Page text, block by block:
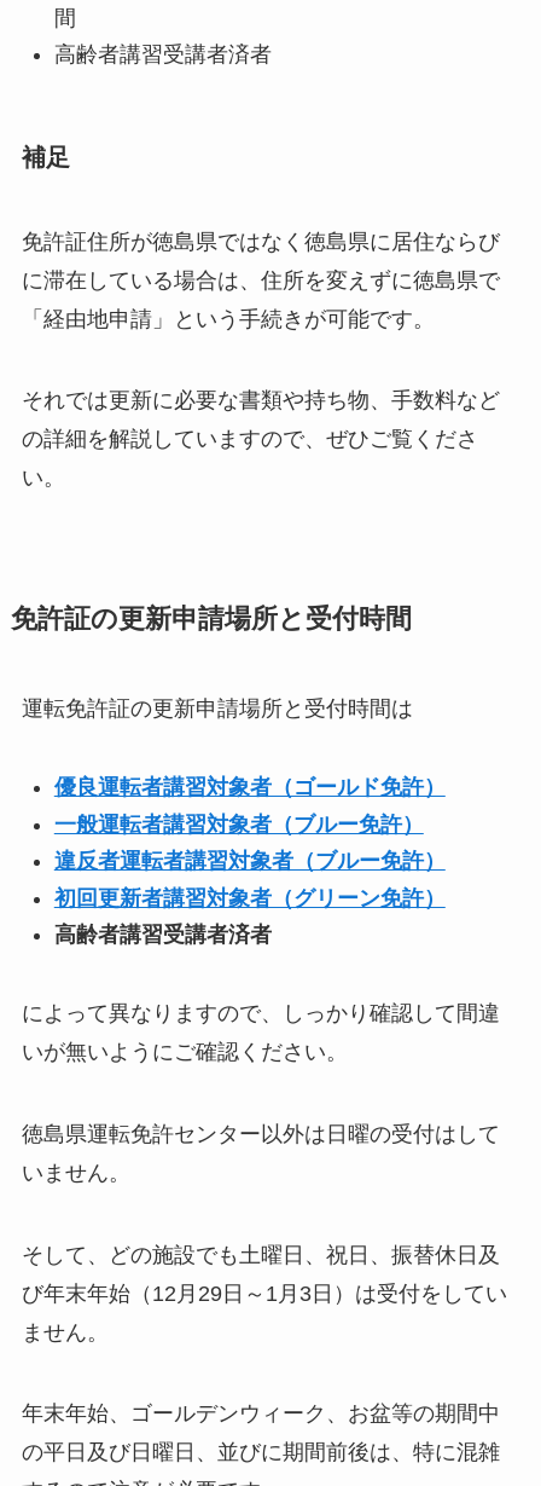
間
高齢者講習受講者済者
補足
免許証住所が徳島県ではなく徳島県に居住ならび
に滞在している場合は、住所を変えずに徳島県で
「経由地申請」という手続きが可能です。
それでは更新に必要な書類や持ち物、手数料など
の詳細を解説していますので、ぜひご覧くださ
い。
免許証の更新申請場所と受付時間
運転免許証の更新申請場所と受付時間は
優良運転者講習対象者（ゴールド免許）
一般運転者講習対象者（ブルー免許）
違反者運転者講習対象者（ブルー免許）
初回更新者講習対象者（グリーン免許）
高齢者講習受講者済者
によって異なりますので、しっかり確認して間違
いが無いようにご確認ください。
徳島県運転免許センター以外は日曜の受付はして
いません。
そして、どの施設でも土曜日、祝日、振替休日及
び年末年始（12月29日～1月3日）は受付をしてい
ません。
年末年始、ゴールデンウィーク、お盆等の期間中
の平日及び日曜日、並びに期間前後は、特に混雑